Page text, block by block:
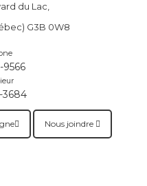
du Lac,
G3B 0W8
3684
Nous joindre